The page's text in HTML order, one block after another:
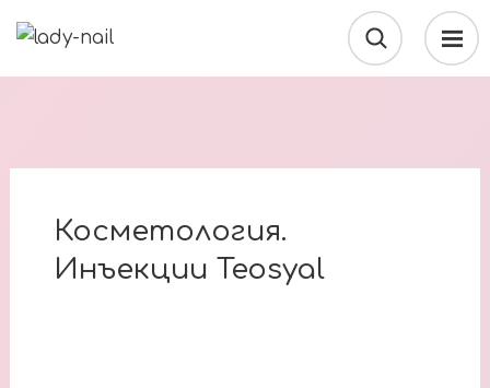
Косметология.
Инъекции Teosyal